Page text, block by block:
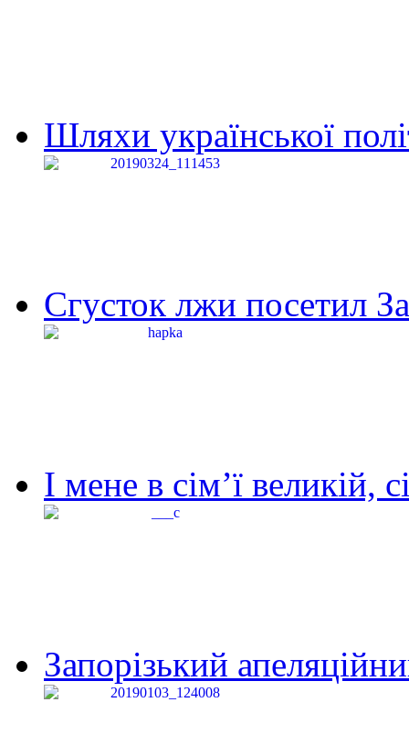
Шляхи української
Сгусток лжи посетил
І мене в сім’ї великій,
Запорізький